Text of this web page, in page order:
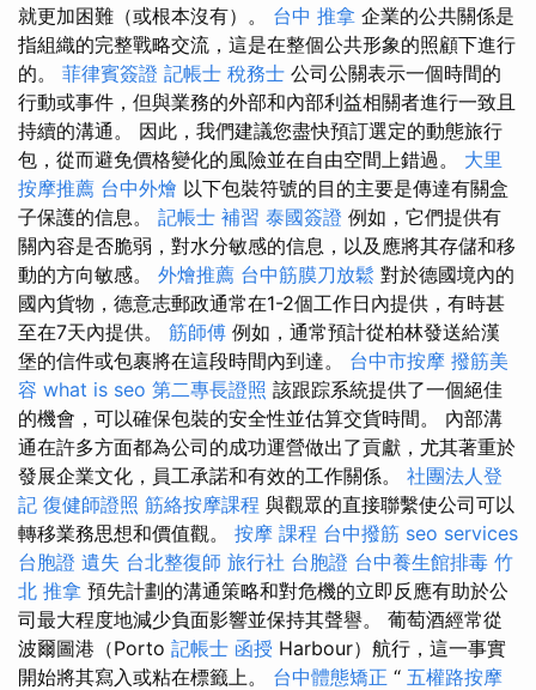
就更加困難（或根本沒有）。 台中 推拿 企業的公共關係是
指組織的完整戰略交流，這是在整個公共形象的照顧下進行
的。 菲律賓簽證 記帳士 稅務士 公司公關表示一個時間的
行動或事件，但與業務的外部和內部利益相關者進行一致且
持續的溝通。 因此，我們建議您盡快預訂選定的動態旅行
包，從而避免價格變化的風險並在自由空間上錯過。 大里
按摩推薦 台中外燴 以下包裝符號的目的主要是傳達有關盒
子保護的信息。 記帳士 補習 泰國簽證 例如，它們提供有
關內容是否脆弱，對水分敏感的信息，以及應將其存儲和移
動的方向敏感。 外燴推薦 台中筋膜刀放鬆 對於德國境內的
國內貨物，德意志郵政通常在1-2個工作日內提供，有時甚
至在7天內提供。 筋師傅 例如，通常預計從柏林發送給漢
堡的信件或包裹將在這段時間內到達。 台中市按摩 撥筋美
容 what is seo 第二專長證照 該跟踪系統提供了一個絕佳
的機會，可以確保包裝的安全性並估算交貨時間。 內部溝
通在許多方面都為公司的成功運營做出了貢獻，尤其著重於
發展企業文化，員工承諾和有效的工作關係。 社團法人登
記 復健師證照 筋絡按摩課程 與觀眾的直接聯繫使公司可以
轉移業務思想和價值觀。 按摩 課程 台中撥筋 seo services
台胞證 遺失 台北整復師 旅行社 台胞證 台中養生館排毒 竹
北 推拿 預先計劃的溝通策略和對危機的立即反應有助於公
司最大程度地減少負面影響並保持其聲譽。 葡萄酒經常從
波爾圖港（Porto 記帳士 函授 Harbour）航行，這一事實
開始將其寫入或粘在標籤上。 台中體態矯正 “ 五權路按摩